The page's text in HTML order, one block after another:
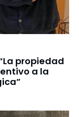
propiedad
a la